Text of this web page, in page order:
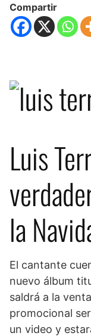
Compartir
Luis
la
El cantante
nuevo álbum
saldrá a la
promocional
un video y